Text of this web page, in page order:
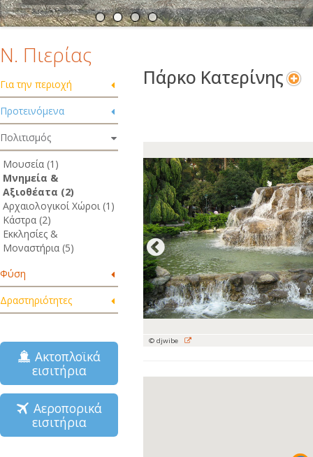
Ν. Πιερίας
Για την περιοχή
Προτεινόμενα
Πολιτισμός
Μουσεία (1)
Μνημεία &
Αξιοθέατα (2)
Αρχαιολογικοί Χώροι (1)
Κάστρα (2)
Εκκλησίες &
Μοναστήρια (5)
Φύση
Δραστηριότητες
Ακτοπλοϊκά
εισιτήρια
Αεροπορικά
εισιτήρια
Πάρκο Κατερίνης
© djwibe